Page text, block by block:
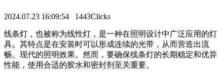
2024.07.23 16:09:54 1443Clicks
线条灯，也被称为线性灯，是一种在照明设计中广泛应用的灯
具。其特点是在安装时可以形成连续的光带，从而营造出流
畅、现代的照明效果。然而，要确保线条灯的长期稳定和优异
性能，使用合适的胶水和密封剂至关重要。